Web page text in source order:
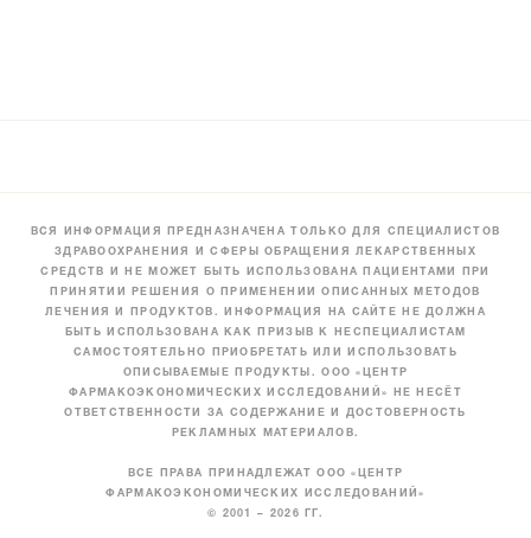
ВСЯ ИНФОРМАЦИЯ ПРЕДНАЗНАЧЕНА ТОЛЬКО ДЛЯ СПЕЦИАЛИСТОВ
ЗДРАВООХРАНЕНИЯ И СФЕРЫ ОБРАЩЕНИЯ ЛЕКАРСТВЕННЫХ
СРЕДСТВ И НЕ МОЖЕТ БЫТЬ ИСПОЛЬЗОВАНА ПАЦИЕНТАМИ ПРИ
ПРИНЯТИИ РЕШЕНИЯ О ПРИМЕНЕНИИ ОПИСАННЫХ МЕТОДОВ
ЛЕЧЕНИЯ И ПРОДУКТОВ. ИНФОРМАЦИЯ НА САЙТЕ НЕ ДОЛЖНА
БЫТЬ ИСПОЛЬЗОВАНА КАК ПРИЗЫВ К НЕСПЕЦИАЛИСТАМ
САМОСТОЯТЕЛЬНО ПРИОБРЕТАТЬ ИЛИ ИСПОЛЬЗОВАТЬ
ОПИСЫВАЕМЫЕ ПРОДУКТЫ. ООО «ЦЕНТР
ФАРМАКОЭКОНОМИЧЕСКИХ ИССЛЕДОВАНИЙ» НЕ НЕСЁТ
ОТВЕТСТВЕННОСТИ ЗА СОДЕРЖАНИЕ И ДОСТОВЕРНОСТЬ
РЕКЛАМНЫХ МАТЕРИАЛОВ.
ВСЕ ПРАВА ПРИНАДЛЕЖАТ ООО «ЦЕНТР
ФАРМАКОЭКОНОМИЧЕСКИХ ИССЛЕДОВАНИЙ»
© 2001 – 2026 ГГ.